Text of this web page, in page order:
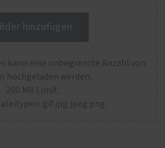
kann eine unbegrenzte Anzahl von
hochgeladen werden.
200 MB Limit.
gif jpg jpeg png.